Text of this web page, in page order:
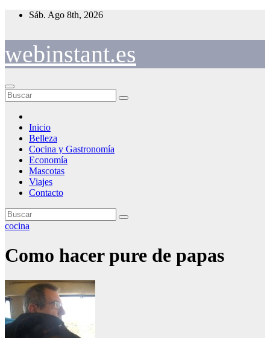
Saltar
Sáb. Ago 8th, 2026
webinstant.es
Inicio
Belleza
Cocina y Gastronomía
Economía
Mascotas
Viajes
Contacto
cocina
Como hacer pure de papas